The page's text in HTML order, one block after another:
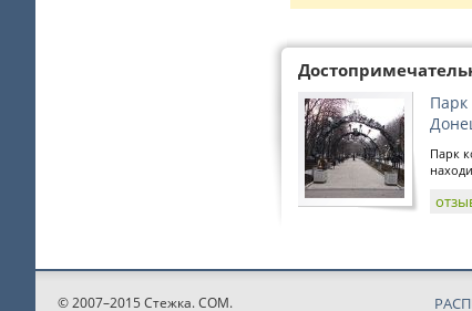
Парк
Парк
© 2007–2015 Стежка. COM.